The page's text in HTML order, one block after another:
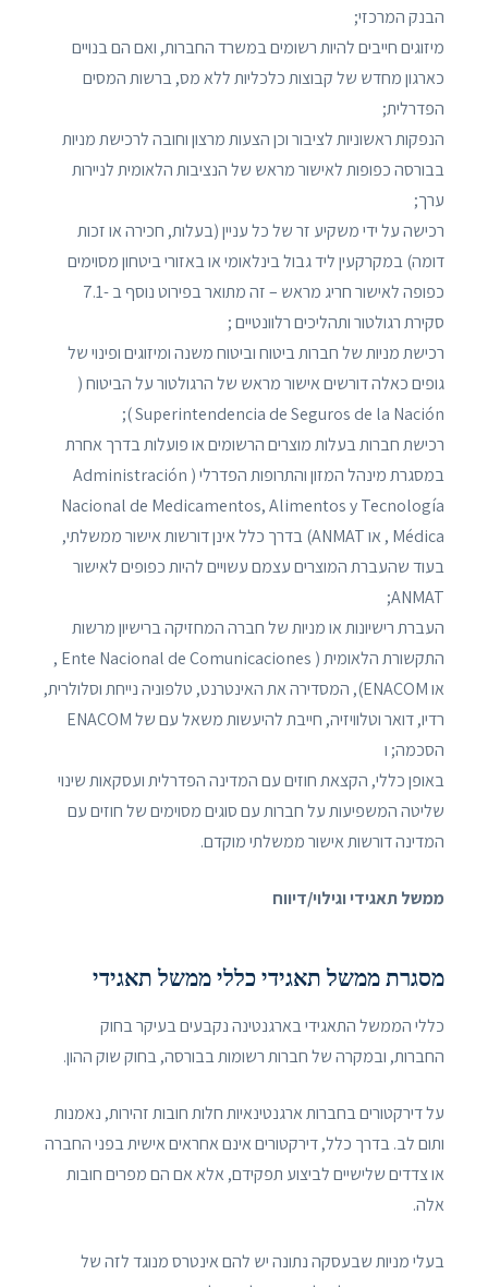
הבנק המרכזי;
מיזוגים חייבים להיות רשומים במשרד החברות, ואם הם בנויים
כארגון מחדש של קבוצות כלכליות ללא מס, ברשות המסים
הפדרלית;
הנפקות ראשוניות לציבור וכן הצעות מרצון וחובה לרכישת מניות
בבורסה כפופות לאישור מראש של הנציבות הלאומית לניירות
ערך;
רכישה על ידי משקיע זר של כל עניין (בעלות, חכירה או זכות
דומה) במקרקעין ליד גבול בינלאומי או באזורי ביטחון מסוימים
כפופה לאישור חריג מראש – זה מתואר בפירוט נוסף ב -7.1
סקירת רגולטור ותהליכים רלוונטיים ;
רכישת מניות של חברות ביטוח וביטוח משנה ומיזוגים ופינוי של
גופים כאלה דורשים אישור מראש של הרגולטור על הביטוח (
Superintendencia de Seguros de la Nación );
רכישת חברות בעלות מוצרים הרשומים או פועלות בדרך אחרת
במסגרת מינהל המזון והתרופות הפדרלי ( Administración
Nacional de Medicamentos, Alimentos y Tecnología
Médica , או ANMAT) בדרך כלל אינן דורשות אישור ממשלתי,
בעוד שהעברת המוצרים עצמם עשויים להיות כפופים לאישור
ANMAT;
העברת רישיונות או מניות של חברה המחזיקה ברישיון מרשות
התקשורת הלאומית ( Ente Nacional de Comunicaciones ,
או ENACOM), המסדירה את האינטרנט, טלפוניה נייחת וסלולרית,
רדיו, דואר וטלוויזיה, חייבת להיעשות משאל עם של ENACOM
הסכמה; ו
באופן כללי, הקצאת חוזים עם המדינה הפדרלית ועסקאות שינוי
שליטה המשפיעות על חברות עם סוגים מסוימים של חוזים עם
המדינה דורשות אישור ממשלתי מוקדם.
ממשל תאגידי וגילוי/דיווח
מסגרת ממשל תאגידי כללי ממשל תאגידי
כללי הממשל התאגידי בארגנטינה נקבעים בעיקר בחוק
החברות, ובמקרה של חברות רשומות בבורסה, בחוק שוק ההון.
על דירקטורים בחברות ארגנטינאיות חלות חובות זהירות, נאמנות
ותום לב. בדרך כלל, דירקטורים אינם אחראים אישית בפני החברה
או צדדים שלישיים לביצוע תפקידם, אלא אם הם מפרים חובות
אלה.
בעלי מניות שבעסקה נתונה יש להם אינטרס מנוגד לזה של